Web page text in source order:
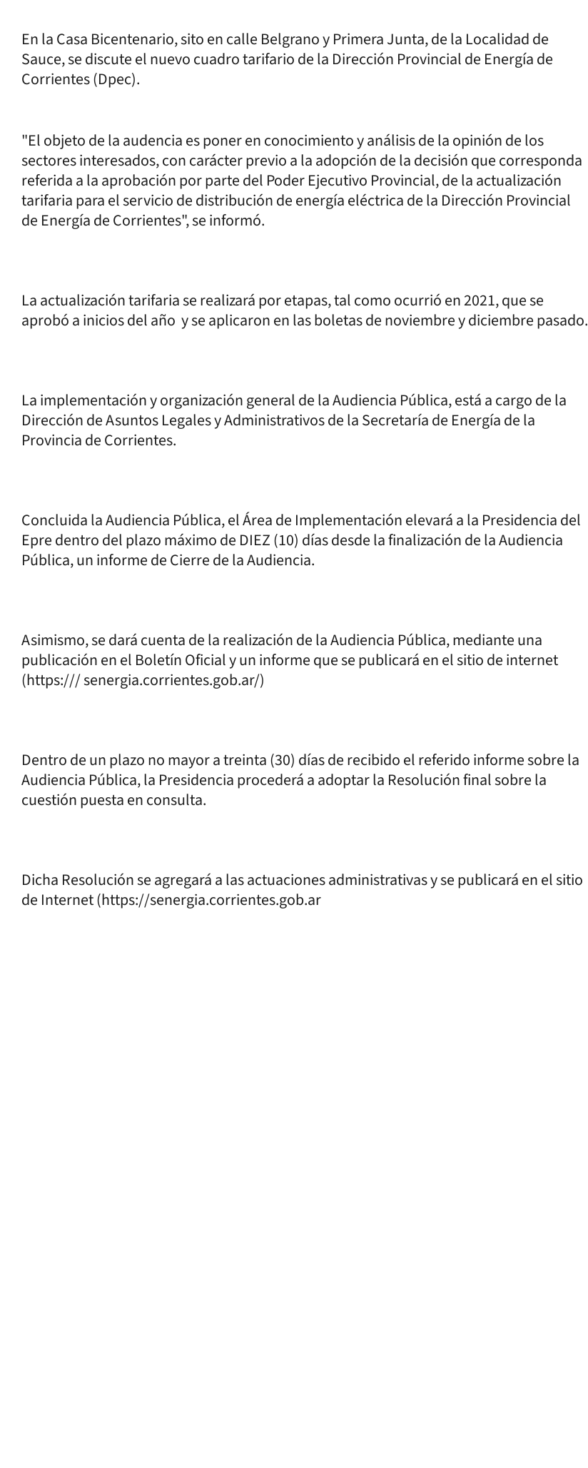
En la Casa Bicentenario, sito en calle Belgrano y Primera Junta, de la Localidad de
Sauce, se discute el nuevo cuadro tarifario de la Dirección Provincial de Energía de
Corrientes (Dpec).
"El objeto de la audencia es poner en conocimiento y análisis de la opinión de los
sectores interesados, con carácter previo a la adopción de la decisión que corresponda
referida a la aprobación por parte del Poder Ejecutivo Provincial, de la actualización
tarifaria para el servicio de distribución de energía eléctrica de la Dirección Provincial
de Energía de Corrientes", se informó.
La actualización tarifaria se realizará por etapas, tal como ocurrió en 2021, que se
aprobó a inicios del año y se aplicaron en las boletas de noviembre y diciembre pasado.
La implementación y organización general de la Audiencia Pública, está a cargo de la
Dirección de Asuntos Legales y Administrativos de la Secretaría de Energía de la
Provincia de Corrientes.
Concluida la Audiencia Pública, el Área de Implementación elevará a la Presidencia del
Epre dentro del plazo máximo de DIEZ (10) días desde la finalización de la Audiencia
Pública, un informe de Cierre de la Audiencia.
Asimismo, se dará cuenta de la realización de la Audiencia Pública, mediante una
publicación en el Boletín Oficial y un informe que se publicará en el sitio de internet
(https:/// senergia.corrientes.gob.ar/)
Dentro de un plazo no mayor a treinta (30) días de recibido el referido informe sobre la
Audiencia Pública, la Presidencia procederá a adoptar la Resolución final sobre la
cuestión puesta en consulta.
Dicha Resolución se agregará a las actuaciones administrativas y se publicará en el sitio
de Internet (https://senergia.corrientes.gob.ar